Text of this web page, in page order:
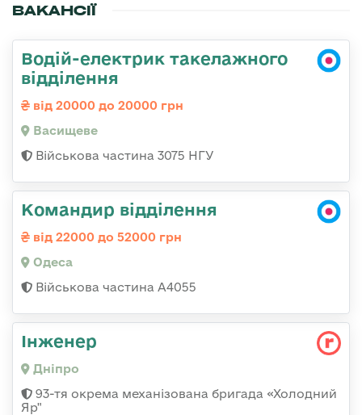
ВАКАНСІЇ
Водій-електрик такелажного
відділення
від 20000 до 20000 грн
Васищеве
Військова частина 3075 НГУ
Командир відділення
від 22000 до 52000 грн
Одеса
Військова частина А4055
Інженер
Дніпро
93-тя окрема механізована бригада «Холодний
Яр"